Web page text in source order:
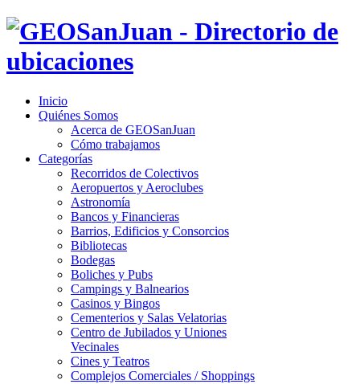
Inicio
Quiénes Somos
Acerca de GEOSanJuan
Cómo trabajamos
Categorías
Recorridos de Colectivos
Aeropuertos y Aeroclubes
Astronomía
Bancos y Financieras
Barrios, Edificios y Consorcios
Bibliotecas
Bodegas
Boliches y Pubs
Campings y Balnearios
Casinos y Bingos
Cementerios y Salas Velatorias
Centro de Jubilados y Uniones
Vecinales
Cines y Teatros
Complejos Comerciales / Shoppings